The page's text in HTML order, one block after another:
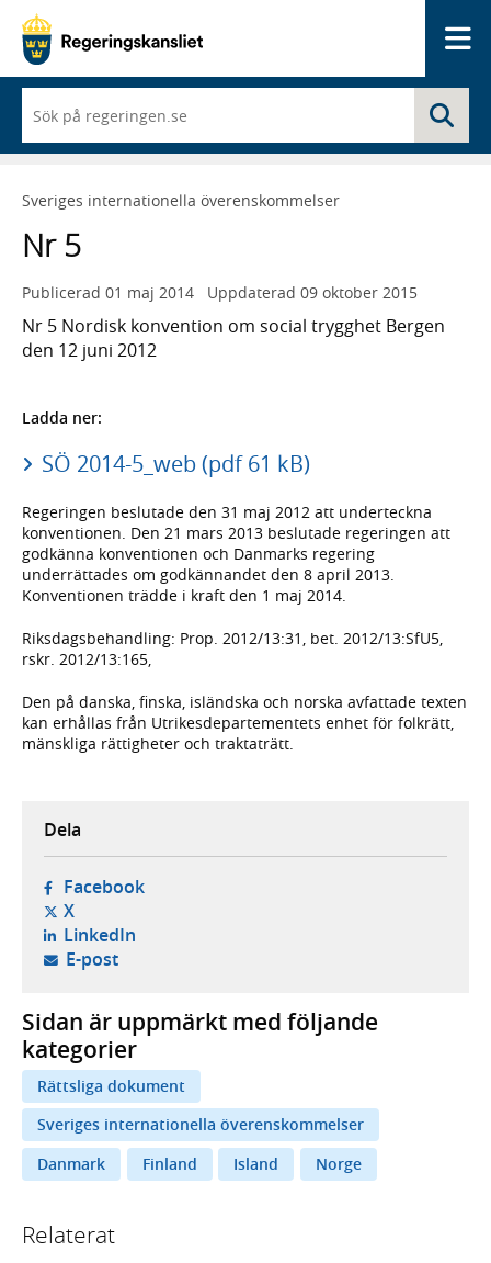
du
börjar
skriva
framträder
lista
med
sökförslag
Sveriges internationella överenskommelser
Nr 5
Publicerad 01 maj 2014 Uppdaterad 09 oktober 2015
Nr 5 Nordisk konvention om social trygghet Bergen
den 12 juni 2012
Ladda ner:
SÖ 2014-5_web (pdf 61 kB)
Regeringen beslutade den 31 maj 2012 att underteckna
konventionen. Den 21 mars 2013 beslutade regeringen att
godkänna konventionen och Danmarks regering
underrättades om godkännandet den 8 april 2013.
Konventionen trädde i kraft den 1 maj 2014.
Riksdagsbehandling: Prop. 2012/13:31, bet. 2012/13:SfU5,
rskr. 2012/13:165,
Den på danska, finska, isländska och norska avfattade texten
kan erhållas från Utrikesdepartementets enhet för folkrätt,
mänskliga rättigheter och traktaträtt.
Dela
Facebook- öppnas i ny flik, extern webbplats,
X- öppnas i ny flik, extern webbplats,
LinkedIn- öppnas i ny flik, extern webbplats,
E-post- öppnar din e-postklient,
Sidan är uppmärkt med följande
kategorier
Rättsliga dokument
Sveriges internationella överenskommelser
Danmark
Finland Island Norge
Relaterat